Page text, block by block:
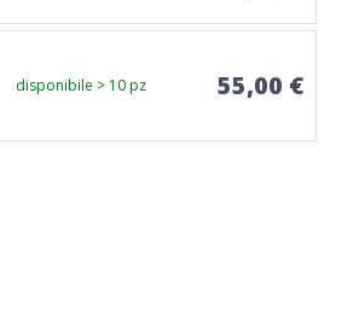
disponibile > 10 pz 55,00 €